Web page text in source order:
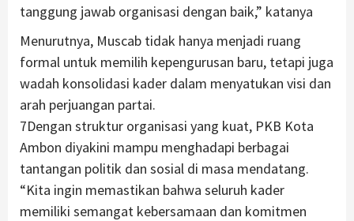
tanggung jawab organisasi dengan baik,” katanya
Menurutnya, Muscab tidak hanya menjadi ruang
formal untuk memilih kepengurusan baru, tetapi juga
wadah konsolidasi kader dalam menyatukan visi dan
arah perjuangan partai.
7Dengan struktur organisasi yang kuat, PKB Kota
Ambon diyakini mampu menghadapi berbagai
tantangan politik dan sosial di masa mendatang.
“Kita ingin memastikan bahwa seluruh kader
memiliki semangat kebersamaan dan komitmen